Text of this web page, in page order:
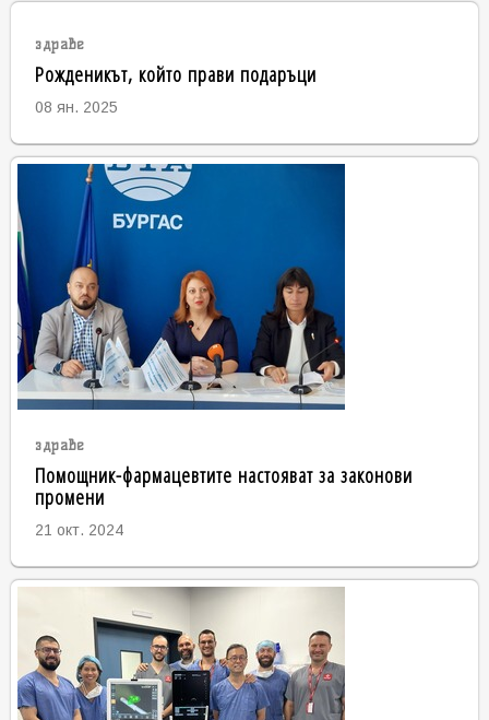
здраве
Рожденикът, който прави подаръци
08 ян. 2025
здраве
Помощник-фармацевтите настояват за законови
промени
21 окт. 2024